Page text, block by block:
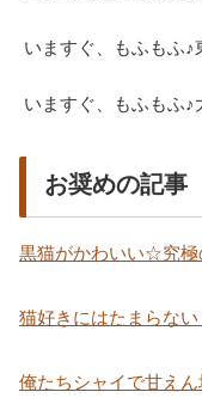
いますぐ、もふもふ
いますぐ、もふもふ
お奨めの記事
黒猫がかわいい☆究極
猫好きにはたまらな
俺たちシャイで甘え